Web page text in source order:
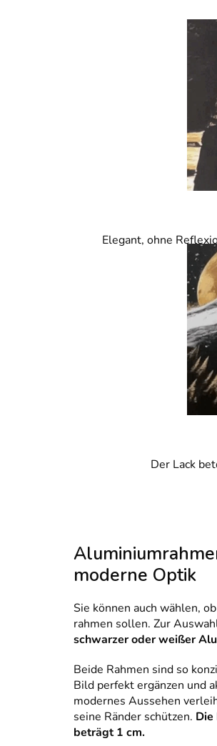
Elegant, ohne
Der Lack
moderne Optik
Sie können auch wählen,
rahmen sollen. Zur
schwarzer oder weißer
Beide Rahmen sind so
Bild perfekt ergänzen und
modernes Aussehen
seine Ränder schützen. Die
beträgt 1 cm.